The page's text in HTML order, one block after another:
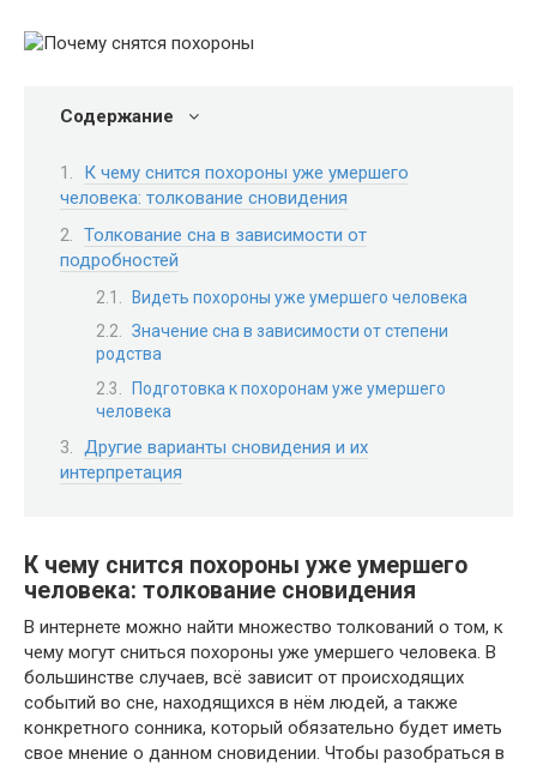
Содержание
К чему снится похороны уже умершего
человека: толкование сновидения
Толкование сна в зависимости от
подробностей
Видеть похороны уже умершего человека
Значение сна в зависимости от степени
родства
Подготовка к похоронам уже умершего
человека
Другие варианты сновидения и их
интерпретация
К чему снится похороны уже умершего
человека: толкование сновидения
В интернете можно найти множество толкований о том, к
чему могут сниться похороны уже умершего человека. В
большинстве случаев, всё зависит от происходящих
событий во сне, находящихся в нём людей, а также
конкретного сонника, который обязательно будет иметь
свое мнение о данном сновидении. Чтобы разобраться в